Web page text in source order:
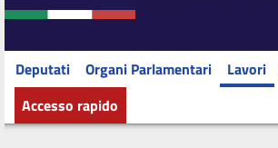
Deputati Organi Parlamentari Lavori
Accesso rapido